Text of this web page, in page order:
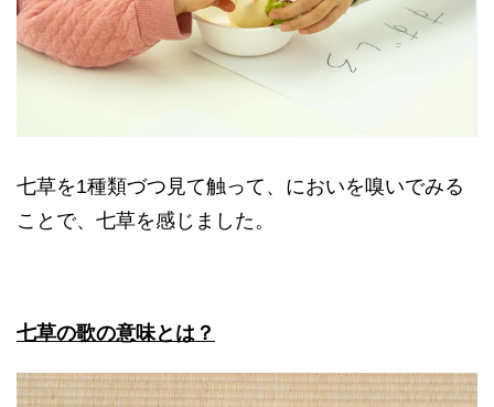
七草を1種類づつ見て触って、においを嗅いでみる
ことで、七草を感じました。
七草の歌の意味とは？